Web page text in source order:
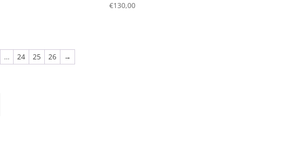
€130,00
… 24 25 26 →